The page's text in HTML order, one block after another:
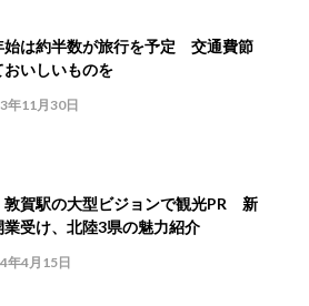
始は約半数が旅行を予定 交通費節
おいしいものを
年11月30日
敦賀駅の大型ビジョンで観光PR 新
業受け、北陸3県の魅力紹介
年4月15日